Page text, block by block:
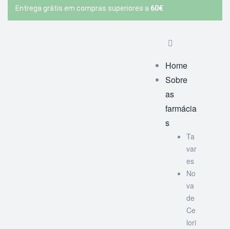
Entrega grátis em compras superiores a 60€
Home
Sobre
as
farmácia
s
Ta
var
es
No
va
de
Ce
lori